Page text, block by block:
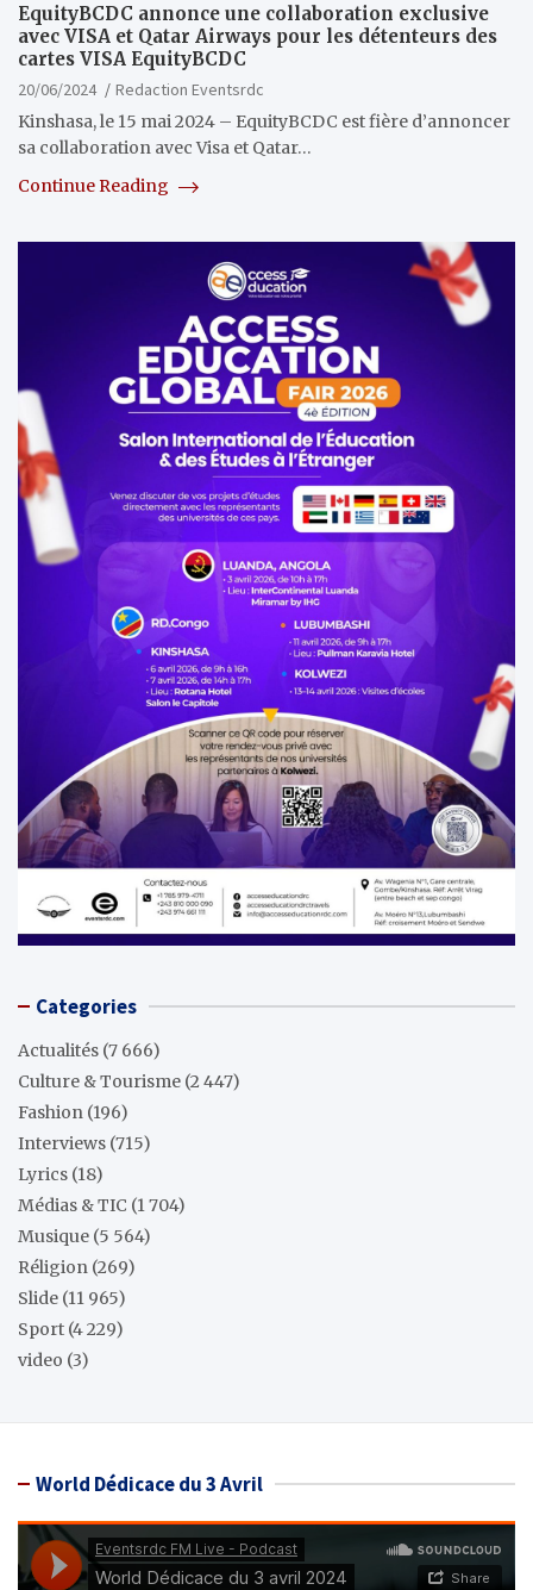
EquityBCDC annonce une collaboration exclusive
avec VISA et Qatar Airways pour les détenteurs des
cartes VISA EquityBCDC
20/06/2024
Redaction Eventsrdc
Kinshasa, le 15 mai 2024 – EquityBCDC est fière d’annoncer
sa collaboration avec Visa et Qatar…
Continue Reading
Categories
Actualités (7 666)
Culture & Tourisme (2 447)
Fashion (196)
Interviews (715)
Lyrics (18)
Médias & TIC (1 704)
Musique (5 564)
Réligion (269)
Slide (11 965)
Sport (4 229)
video (3)
World Dédicace du 3 Avril